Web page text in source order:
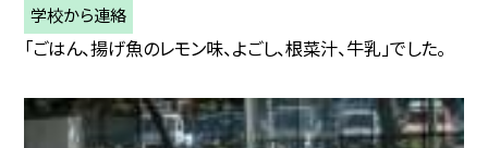
学校から連絡
「ごはん、揚げ魚のレモン味、よごし、根菜汁、牛乳」でした。